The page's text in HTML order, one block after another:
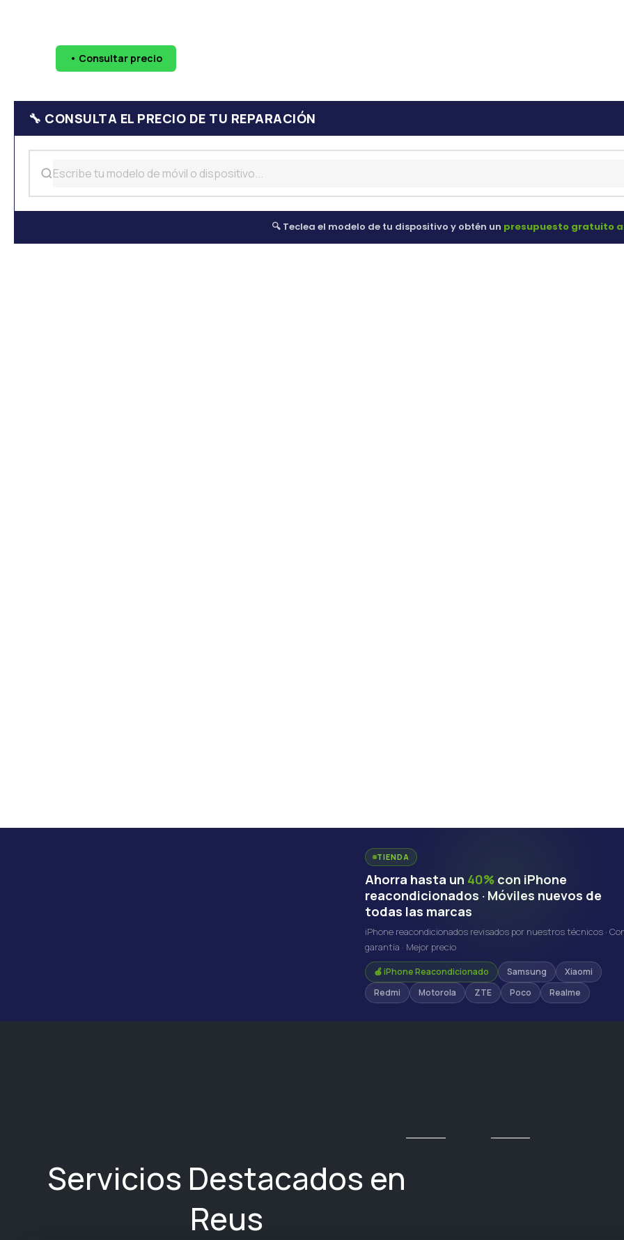
• Consultar precio
🔧 CONSULTA EL PRECIO DE TU REPARACIÓN
🔍 Teclea el modelo de tu dispositivo y obtén un presupuesto gratuito
TIENDA
Ahorra hasta un 40% con iPhone
reacondicionados · Móviles nuevos de
todas las marcas
iPhone reacondicionados revisados por nuestros técnicos ·
garantía · Mejor precio
🍎 iPhone Reacondicionado Samsung
Xiaomi
Redmi
Motorola ZTE Poco Realme
Servicios Destacados en
Reus